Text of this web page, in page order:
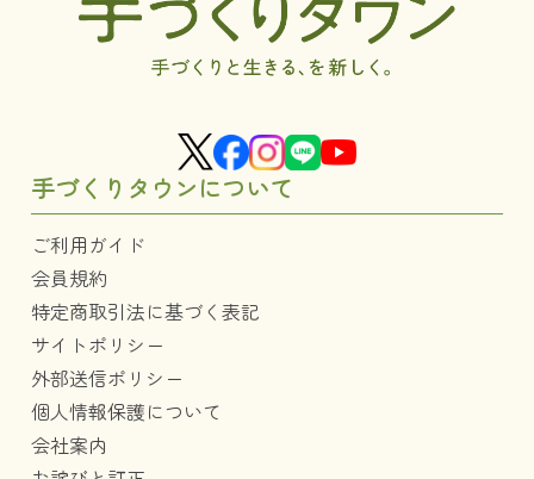
手づくりタウンについて
ご利用ガイド
会員規約
特定商取引法に基づく表記
サイトポリシー
外部送信ポリシー
個人情報保護について
会社案内